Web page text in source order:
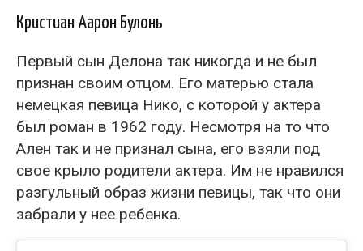
Кристиан Аарон Булонь
Первый сын Делона так никогда и не был
признан своим отцом. Его матерью стала
немецкая певица Нико, с которой у актера
был роман в 1962 году. Несмотря на то что
Ален так и не признал сына, его взяли под
свое крыло родители актера. Им не нравился
разгульный образ жизни певицы, так что они
забрали у нее ребенка.